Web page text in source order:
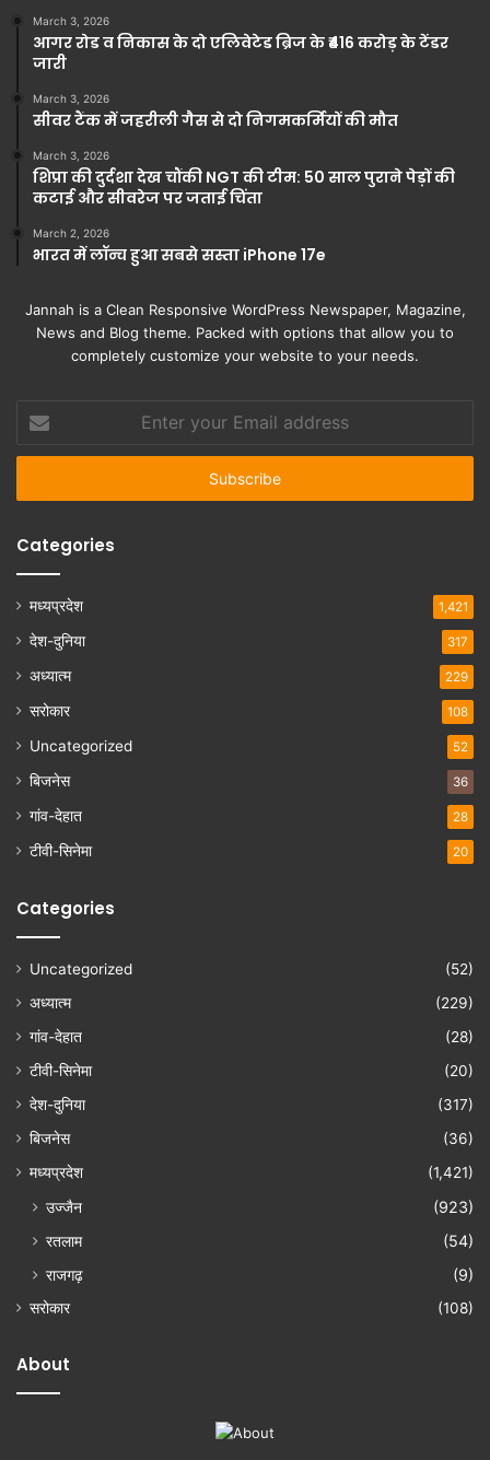
March 3, 2026
आगर रोड व निकास के दो एलिवेटेड ब्रिज के ₹416 करोड़ के टेंडर
जारी
March 3, 2026
सीवर टैंक में जहरीली गैस से दो निगमकर्मियों की मौत
March 3, 2026
शिप्रा की दुर्दशा देख चौंकी NGT की टीम: 50 साल पुराने पेड़ों की
कटाई और सीवरेज पर जताई चिंता
March 2, 2026
भारत में लॉन्च हुआ सबसे सस्ता iPhone 17e
Jannah is a Clean Responsive WordPress Newspaper, Magazine,
News and Blog theme. Packed with options that allow you to
completely customize your website to your needs.
your
Email
Categories
मध्यप्रदेश 1,421
देश-दुनिया 317
अध्यात्म 229
सरोकार 108
Uncategorized 52
बिजनेस 36
गांव-देहात 28
टीवी-सिनेमा 20
Categories
Uncategorized
(52)
अध्यात्म
(229)
गांव-देहात
(28)
टीवी-सिनेमा
(20)
देश-दुनिया
(317)
बिजनेस
(36)
मध्यप्रदेश
(1,421)
उज्जैन
(923)
रतलाम
(54)
राजगढ़
(9)
सरोकार (108)
About